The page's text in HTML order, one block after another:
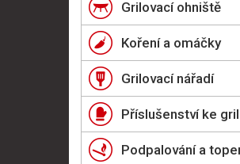
Grilovací ohniště
Koření a omáčky
Grilovací nářadí
Příslušenství ke
Podpalování a